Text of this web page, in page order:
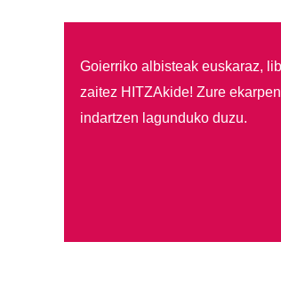
Goierriko albisteak euskaraz,
zaitez HITZAkide! Zure
indartzen lagunduko duzu.